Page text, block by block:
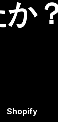
Shopify